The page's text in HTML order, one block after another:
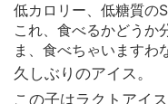
低カロリー、低糖質の
これ、食べるかどうか
ま、食べちゃいますわ
久しぶりのアイス。
この子はラクトアイ